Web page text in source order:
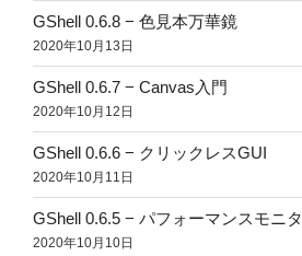
GShell 0.6.8 − 色見本万華鏡
2020年10月13日
GShell 0.6.7 − Canvas入門
2020年10月12日
GShell 0.6.6 − クリックレスGUI
2020年10月11日
GShell 0.6.5 − パフォーマンスモニタ
2020年10月10日